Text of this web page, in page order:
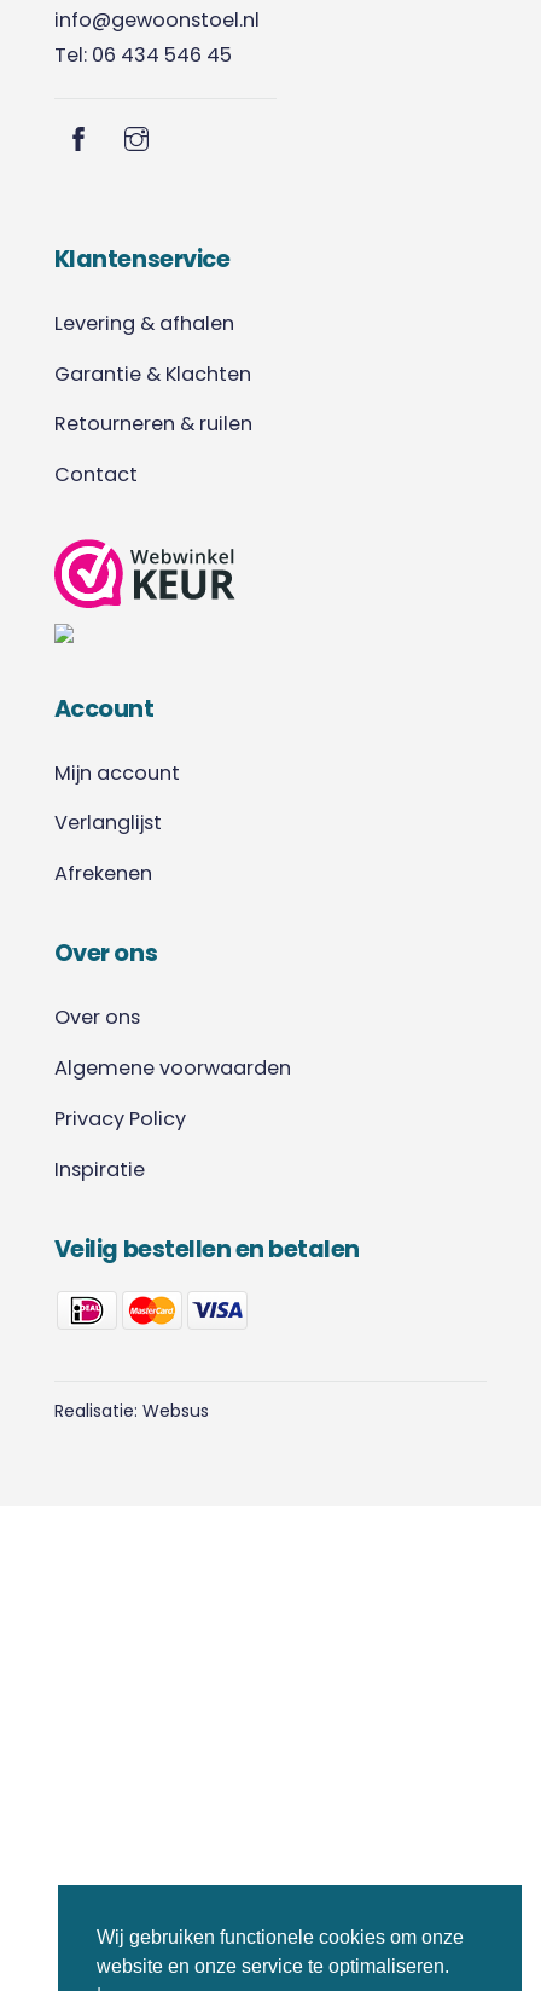
info@gewoonstoel.nl
Tel: 06 434 546 45
Klantenservice
Levering & afhalen
Garantie & Klachten
Retourneren & ruilen
Contact
Account
Mijn account
Verlanglijst
Afrekenen
Over ons
Over ons
Algemene voorwaarden
Privacy Policy
Inspiratie
Veilig bestellen en betalen
Realisatie: Websus
Wij gebruiken functionele cookies om onze
website en onze service te optimaliseren.